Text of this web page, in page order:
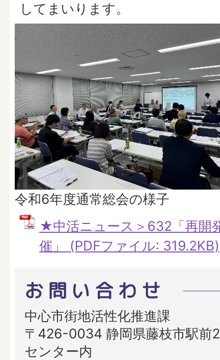
してまいります。
令和6年度通常総会の様子
★中活ニュース＞632「再開
催」 (PDFファイル: 319.2KB)
お問い合わせ
中心市街地活性化推進課
〒426-0034 静岡県藤枝市駅前
センター内